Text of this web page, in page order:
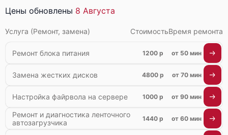
Цены обновлены 8 Августа
Услуга (Ремонт, замена) СтоимостьВремя ремонта
Ремонт блока питания 1200 р от 50 мин
Замена жестких дисков 4800 р от 70 мин
Настройка файрвола на сервере 1000 р от 90 мин
Ремонт и диагностика ленточного
автозагрузчика
1440 р от 60 мин